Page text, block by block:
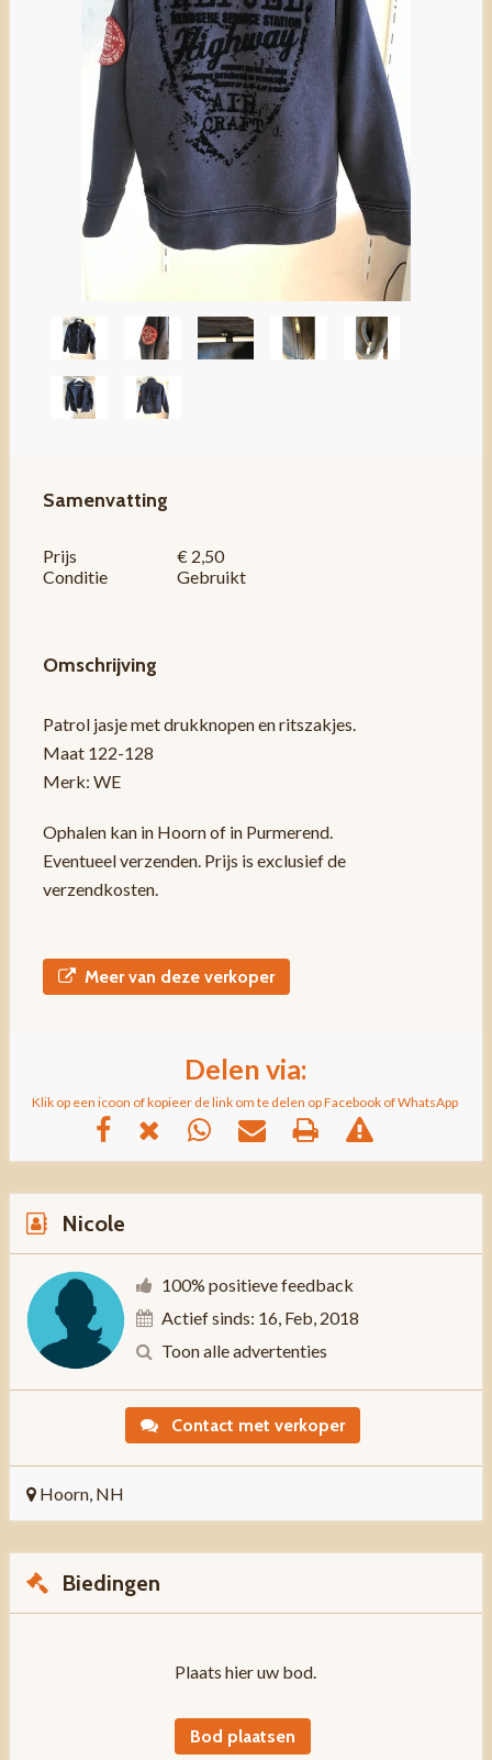
Samenvatting
Prijs
€ 2,50
Conditie
Gebruikt
Omschrijving
Patrol jasje met drukknopen en ritszakjes.
Maat 122-128
Merk: WE
Ophalen kan in Hoorn of in Purmerend.
Eventueel verzenden. Prijs is exclusief de
verzendkosten.
Meer van deze verkoper
Delen via:
Klik op een icoon of kopieer de link om te delen op Facebook of WhatsApp
Nicole
100% positieve feedback
Actief sinds: 16, Feb, 2018
Toon alle advertenties
Contact met verkoper
Hoorn, NH
Biedingen
Plaats hier uw bod.
Bod plaatsen